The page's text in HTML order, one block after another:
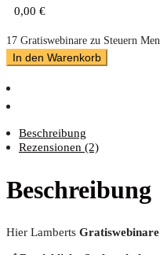
0,00 €
17 Gratiswebinare zu Steuern
In den Warenkorb
Beschreibung
Rezensionen (2)
Beschreibung
Hier Lam­berts Gra­tis­web­i­na­re